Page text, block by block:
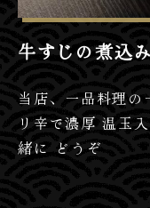
牛すじの煮込み
当店、一品料理
リ辛で濃厚 温玉
緒に どうぞ